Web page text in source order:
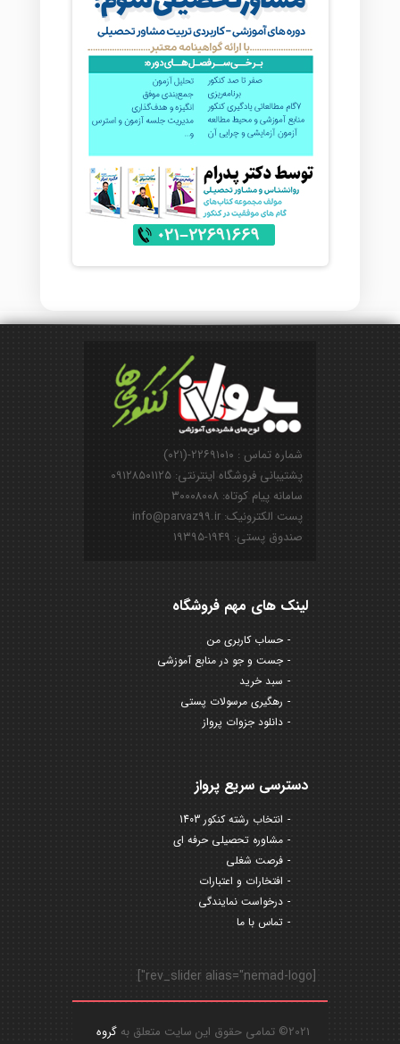
شماره تماس : ۲۲۶۹۱۰۱۰-(۰۲۱)
پشتیبانی فروشگاه اینترنتی: ۰۹۱۲۸۵۰۱۱۲۵
سامانه پیام کوتاه: ۳۰۰۰۸۰۰۸
پست الکترونیک: info@parvaz99.ir
صندوق پستی: ۱۹۴۹-۱۹۳۹۵
لینک های مهم فروشگاه
حساب کاربری من
جست و جو در منابع آموزشی
سبد خرید
رهگیری مرسولات پستی
دانلود جزوات پرواز
دسترسی سریع پرواز
انتخاب رشته کنکور 1403
مشاوره تحصیلی حرفه ای
فرصت شغلی
افتخارات و اعتبارات
درخواست نمایندگی
تماس با ما
[rev_slider alias="nemad-logo"]
2021© تمامی حقوق این سایت متعلق به
گروه